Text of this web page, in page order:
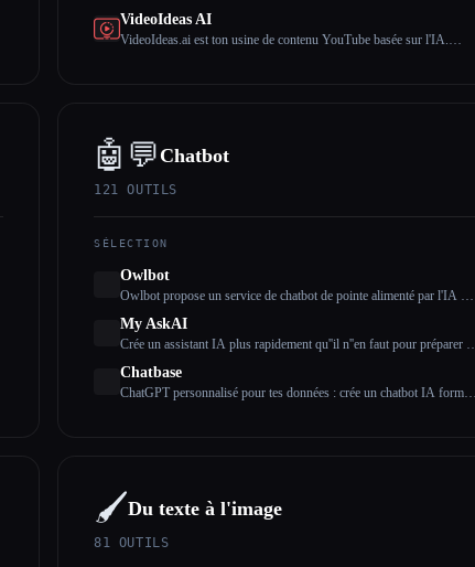
VideoIdeas AI
VideoIdeas.ai est ton usine de contenu YouTube basée sur l'IA.
🤖💬 Chatbot
121 OUTILS
SÉLECTION
Owlbot
Owlbot propose un service de chatbot de pointe alimenté par l'IA qui
instantanées à toi, à tes clients ou à ton équipe.
My AskAI
Crée un assistant IA plus rapidement qu''il n''en faut pour préparer
Chatbase
ChatGPT personnalisé pour tes données : crée un chatbot IA formé à
🖌️Du texte à l'image
81 OUTILS